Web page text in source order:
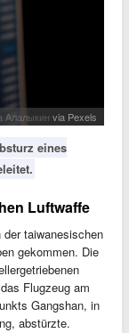
Алалыкин via Pexels
eines
Luftwaffe
taiwanesischen
gekommen. Die
Flugzeug am
Gangshan, in
abstürzte.